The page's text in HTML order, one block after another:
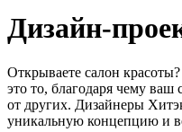
Дизайн-
Открываете салон
это то, благодаря чему ваш
от других. Дизайнеры
уникальную концепцию и